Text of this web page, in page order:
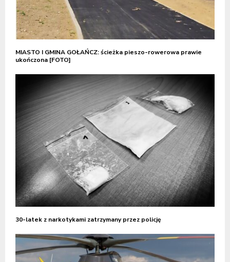
MIASTO I GMINA GOŁAŃCZ: ścieżka pieszo-rowerowa prawie
ukończona [FOTO]
30-latek z narkotykami zatrzymany przez policję